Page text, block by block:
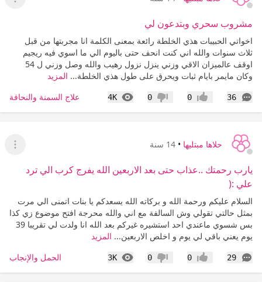
عرض
مشروب سحري وبتدعون لي
اخواتي الحبيبات هذي الخلطة رائعة بمعنى الكلمة انا مجربتها من قبل
ثلاث سنوات والله اني كنت انحف حتى باليوم الي ما اسوي فيه ريجيم
اوقف عالميزان الاقي وزني ينزل نزول رهيب والله وصل وزني ل 54
وكان مايمر بايام ثبات ويحرق على طول هذي الخلطة... المزيد
36
التعليقات إعجاب0 عدم إعجاب
0
4K
المشاهدات علاج السمنة والنحافة
حلاها مبتليها • 14 سنة
عرض
يارب رحمتك ..عذاب حتى بعد الاربعين الله يفرج كرب الي ترد
علي :(
السلام عليكم ورحمة الله و بركاته الله يسعدكم يا بنات اتمنى الي مرت
بمثل حالتي تقولي وش السالفة مع اني والله محرجة افتح موضوع زي كذا
بس شسوي ماعندي احد استشيره غيركم بعد الله انا ولدت لي تقريبا 39
يوم يعني باقي لي يوم و اخلص الاربعين... المزيد
29
التعليقات إعجاب0 عدم إعجاب
0
3K
المشاهدات الحمل والإنجاب